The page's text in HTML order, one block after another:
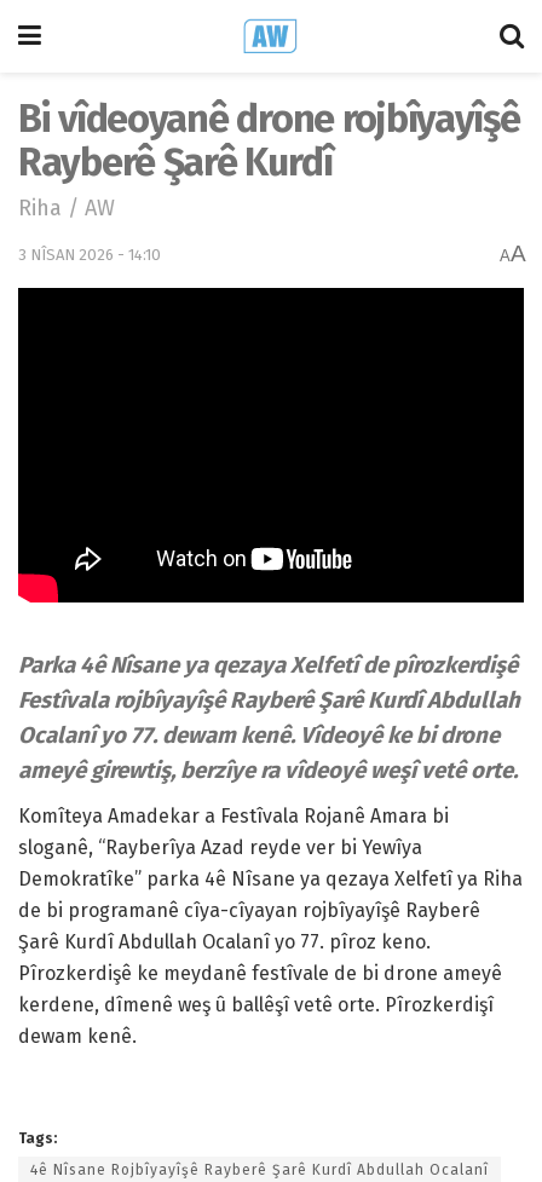
Bi vîdeoyanê drone rojbîyayîşê
Rayberê Şarê Kurdî
Riha / AW
3 NÎSAN 2026 - 14:10 AA
Parka 4ê Nîsane ya qezaya Xelfetî de pîrozkerdişê
Festîvala rojbîyayîşê Rayberê Şarê Kurdî Abdullah
Ocalanî yo 77. dewam kenê. Vîdeoyê ke bi drone
ameyê girewtiş, berzîye ra vîdeoyê weşî vetê orte.
Komîteya Amadekar a Festîvala Rojanê Amara bi
sloganê, “Rayberîya Azad reyde ver bi Yewîya
Demokratîke” parka 4ê Nîsane ya qezaya Xelfetî ya Riha
de bi programanê cîya-cîyayan rojbîyayîşê Rayberê
Şarê Kurdî Abdullah Ocalanî yo 77. pîroz keno.
Pîrozkerdişê ke meydanê festîvale de bi drone ameyê
kerdene, dîmenê weş û ballêşî vetê orte. Pîrozkerdişî
dewam kenê.
Tags:
4ê Nîsane Rojbîyayîşê Rayberê Şarê Kurdî Abdullah Ocalanî